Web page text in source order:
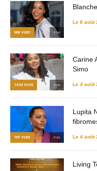
588 VUES © DR
Le 6 août
1 033 VUES © DR
Carine
Simo
Le 4 août
797 VUES © DR
Lupita
Le 4 août
Living